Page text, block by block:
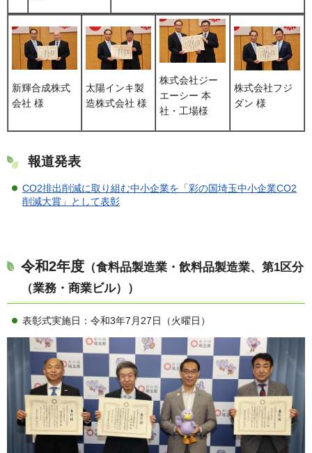
新輝合成株式
会社 様
太陽インキ製
造株式会社 様
株式会社ジー
エーシー 本
社・工場様
株式会社フジ
ダン 様
報道発表
CO2排出削減に取り組む中小企業を「彩の国埼玉中小企業CO2
削減大賞」として表彰
令和2年度 （食料品製造業・飲料品製造業、第1区分
（業務・商業ビル））
表彰式実施日：令和3年7月27日（火曜日）